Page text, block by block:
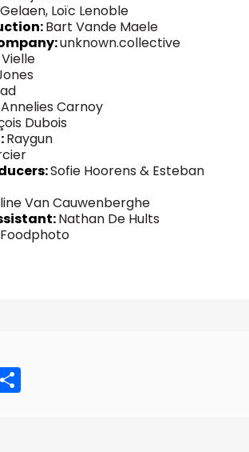
Loïc Lenoble
Bart Vande Maele
unknown.collective
Vielle
Annelies Carnoy
Dubois
Raygun
Sofie Hoorens & Esteban
Van Cauwenberghe
Nathan De Hults
Foodphoto